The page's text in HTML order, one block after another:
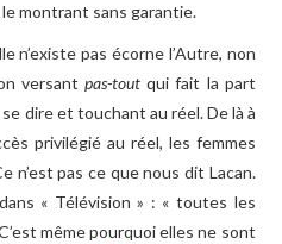
montrant sans garantie.
pas écorne l’Autre, non
versantpas-toutqui fait la part
dire et touchant au réel. De là à
privilégié au réel, les femmes
n’est pas ce que nous dit Lacan.
« Télévision » : « toutes les
même pourquoi elles ne sont